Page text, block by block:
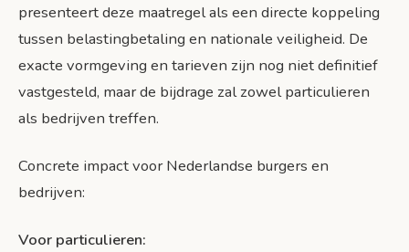
presenteert deze maatregel als een directe koppeling
tussen belastingbetaling en nationale veiligheid. De
exacte vormgeving en tarieven zijn nog niet definitief
vastgesteld, maar de bijdrage zal zowel particulieren
als bedrijven treffen.
Concrete impact voor Nederlandse burgers en
bedrijven:
Voor particulieren: